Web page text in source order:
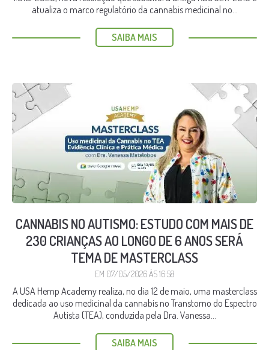
atualiza o marco regulatório da cannabis medicinal no...
SAIBA MAIS
CANNABIS NO AUTISMO: ESTUDO COM MAIS DE
230 CRIANÇAS AO LONGO DE 6 ANOS SERÁ
TEMA DE MASTERCLASS
EM 07/05/2026 ÀS 16:58
A USA Hemp Academy realiza, no dia 12 de maio, uma masterclass
dedicada ao uso medicinal da cannabis no Transtorno do Espectro
Autista (TEA), conduzida pela Dra. Vanessa...
SAIBA MAIS